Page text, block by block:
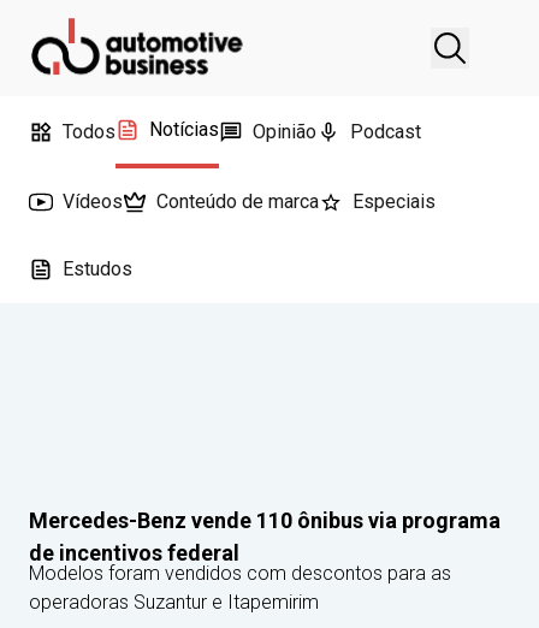
Todos Notícias Opinião Podcast
Vídeos Conteúdo de marca Especiais
Estudos
Mercedes-Benz vende 110 ônibus via programa
de incentivos federal
Modelos foram vendidos com descontos para as
operadoras Suzantur e Itapemirim